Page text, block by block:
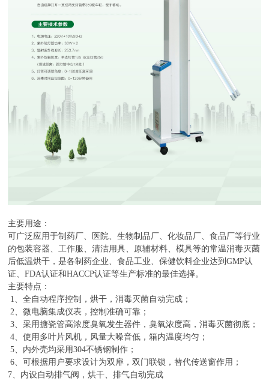
主要用途：
可广泛应用于制药厂、医院、生物制品厂、化妆品厂、食品厂等行业
的包装容器、工作服、清洁用具、原辅材料、模具等的常温消毒灭菌
后低温烘干 ，是各制药企业、食品工业、保健饮料企业达到GMP认
证、FDA认证和HACCP认证等生产标准的最佳选择 。
主要特点：
1
、全自动程序控制，烘干，消毒灭菌自动完成；
2 、微电脑集成仪表，控制准确可靠；
3 、采用搪瓷管高浓度臭氧发生器件，臭氧浓度高，消毒灭菌彻底；
4 、使用多叶片风机，风量大噪音低，箱内温度均匀；
5 、内外壳均采用304不锈钢制作；
6 、可根据用户要求设计为双扉，双门联锁，替代传送窗作用；
7 、内设自动排气阀，烘干、排气自动完成